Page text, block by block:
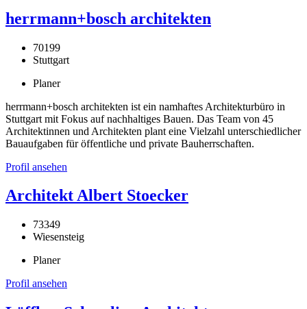
herrmann+bosch architekten
70199
Stuttgart
Planer
herrmann+bosch architekten ist ein namhaftes Architekturbüro in
Stuttgart mit Fokus auf nachhaltiges Bauen. Das Team von 45
Architektinnen und Architekten plant eine Vielzahl unterschiedlicher
Bauaufgaben für öffentliche und private Bauherrschaften.
Profil ansehen
Architekt Albert Stoecker
73349
Wiesensteig
Planer
Profil ansehen